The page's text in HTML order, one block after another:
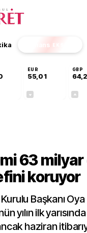
Finans EKSTRA
EUR
55,01
GBP
63 milyar
koruyor
Başkanı
yılın ilk yarısında
haziran